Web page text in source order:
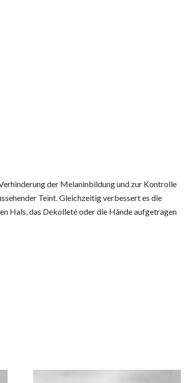
der Melaninbildung und zur Kontrolle
Teint. Gleichzeitig verbessert es die
Hals, das Dekolleté oder die Hände aufgetragen